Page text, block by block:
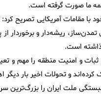
همه ما صورت گرفته است.
با مقامات آمریکایی تصریح
ریشه‌دار و
است.
و امنیت منطقه را مهم و
و تحولات اخیر بار
ملت ایران را بزرگ‌ترین